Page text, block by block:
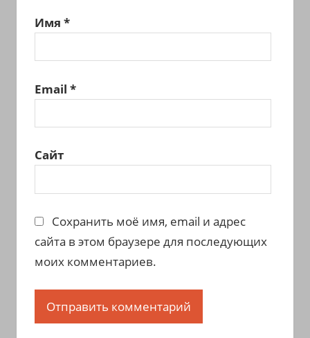
Имя *
Email *
Сайт
Сохранить моё имя, email и адрес
сайта в этом браузере для последующих
моих комментариев.